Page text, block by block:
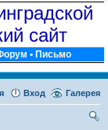
сайт
• Письмо
Галерея
Вход